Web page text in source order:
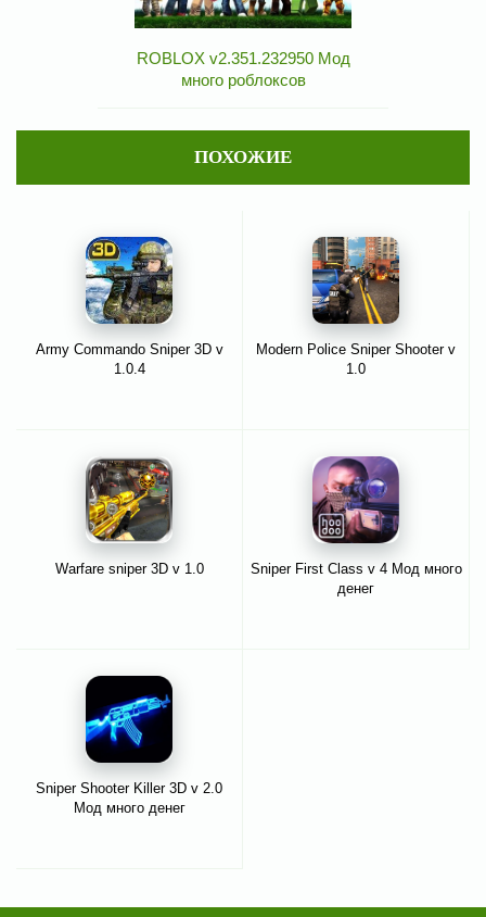
ROBLOX v2.351.232950 Мод
много роблоксов
ПОХОЖИЕ
Army Commando Sniper 3D v
1.0.4
Modern Police Sniper Shooter v
1.0
Warfare sniper 3D v 1.0
Sniper First Class v 4 Мод много
денег
Sniper Shooter Killer 3D v 2.0
Мод много денег